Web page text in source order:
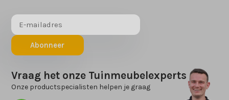
Abonneer
Vraag het onze Tuinmeubelexperts
Onze productspecialisten helpen je graag